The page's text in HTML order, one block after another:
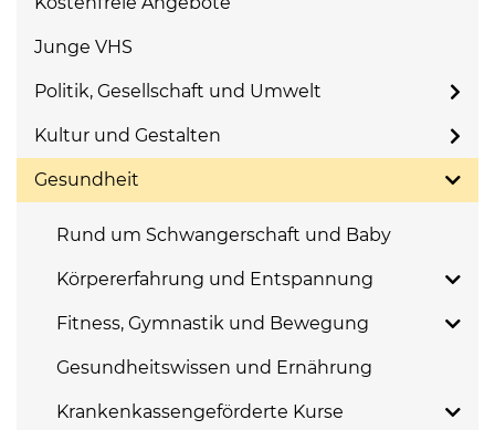
Junge VHS
Politik, Gesellschaft und Umwelt
Kultur und Gestalten
Gesundheit
Rund um Schwangerschaft und Baby
Körpererfahrung und Entspannung
Fitness, Gymnastik und Bewegung
Gesundheitswissen und Ernährung
Krankenkassengeförderte Kurse